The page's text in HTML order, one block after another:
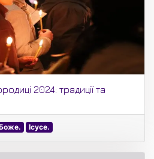
2024: традиції та
Ісусе.